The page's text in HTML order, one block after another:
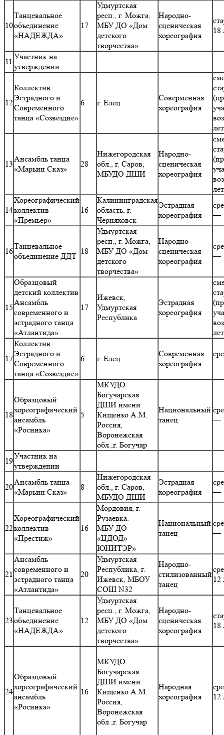
10
Танцевальное
объединение
«НАДЕЖДА»
17
Удмуртская
респ., г. Можга,
МБУ ДО «Дом
детского
творчества»
Народно-
сценическая
хореография
18
11
Участник на
утверждении
12
Коллектив
Эстрадного и
Современного
танца «Созвездие»
6 г. Елец
Соверменная
хореография
13
Ансамбль танца
«Марьин Сказ»
28
Нижегородская
обл., г. Саров,
МБУДО ДШИ
Народно-
сценическая
хореография
14
Хореографический
коллектив
«Премьер»
16
Калининградская
область, г.
Черняховск
Эстрадная
хореография
—
16
Танцевальное
объединение ДДТ
18
Удмуртская
респ., г. Можга,
МБУ ДО «Дом
детского
творчества»
Народно-
сценическая
хореография
—
15
Образцовый
детский коллектив
Ансамбль
современного и
эстрадного танца
«Атлантида»
17
Ижевск,
Удмуртская
Республика
Эстрадная
хореография
17
Коллектив
Эстрадного и
Современного
танца «Созвездие»
6 г. Елец
Современная
хореография
—
18
Образцовый
хореографический
ансамбль
«Росинка»
5
МКУДО
Богучарская
ДШИ имени
Кищенко А.М.
Россия,
Воронежская
обл.,г. Богучар
Национальный
танец
—
19
Участник на
утверждении
20
Ансамбль танца
«Марьин Сказ»
8
Нижегородская
обл., г. Саров,
МБУДО ДШИ
Эстрадная
хореография
—
22
Хореографический
коллектив
«Престиж»
16
Мордовия, г.
Рузаевка.
МБУ ДО
«ЦДОД»
ЮНИТЭР»
Национальный
танец
—
21
Ансамбль
современного и
эстрадного танца
«Атлантида»
20
Удмуртская
Республика, г.
Ижевск, МБОУ
СОШ N32
Народно-
стилизованный
танец
12
23
Танцевальное
объединение
«НАДЕЖДА»
12
Удмуртская
респ., г. Можга,
МБУ ДО «Дом
детского
творчества»
Народно-
сценическая
хореография
18
24
Образцовый
хореографический
ансамбль
«Росинка»
16
МКУДО
Богучарская
ДШИ имени
Кищенко А.М.
Россия,
Воронежская
обл.,г. Богучар
Народная
хореография
12